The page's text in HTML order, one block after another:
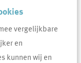
vergelijkbare
en
kunnen wij en